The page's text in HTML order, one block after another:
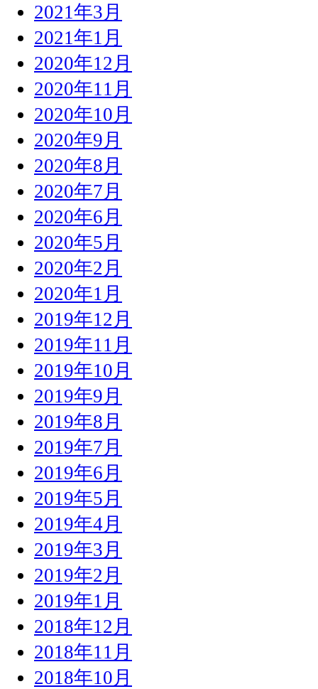
2021年3月
2021年1月
2020年12月
2020年11月
2020年10月
2020年9月
2020年8月
2020年7月
2020年6月
2020年5月
2020年2月
2020年1月
2019年12月
2019年11月
2019年10月
2019年9月
2019年8月
2019年7月
2019年6月
2019年5月
2019年4月
2019年3月
2019年2月
2019年1月
2018年12月
2018年11月
2018年10月